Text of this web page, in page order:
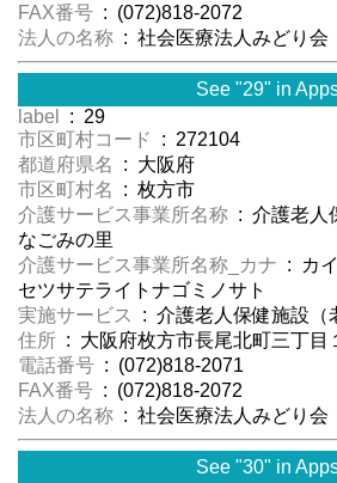
FAX番号 : (072)818-2072
法人の名称 : 社会医療法人みどり会
See "29" in
label
: 29
市区町村コード
: 272104
都道府県名
: 大阪府
市区町村名
: 枚方市
介護サービス事業所名称 : 介護老人
なごみの里
介護サービス事業所名称_カナ : カ
セツサテライトナゴミノサト
実施サービス
: 介護老人保健施設（
住所 : 大阪府枚方市長尾北町三丁目
電話番号 : (072)818-2071
FAX番号 : (072)818-2072
法人の名称 : 社会医療法人みどり会
See "30" in